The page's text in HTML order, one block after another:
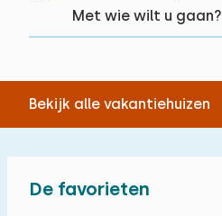
Met wie wilt u gaan?
Bekijk alle vakantiehuizen
De favorieten